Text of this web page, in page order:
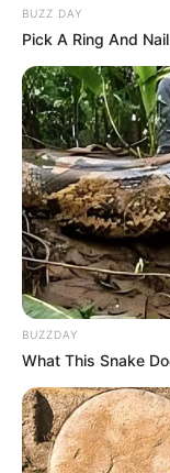
BUZZ DAY
Pick A Ring And
BUZZDAY
What This Snake